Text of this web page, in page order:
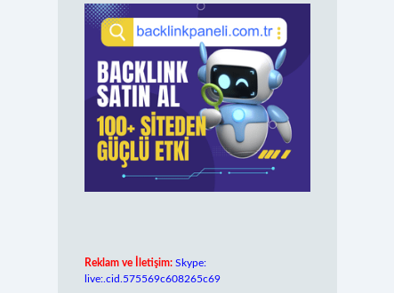
Reklam ve İletişim: Skype:
live:.cid.575569c608265c69